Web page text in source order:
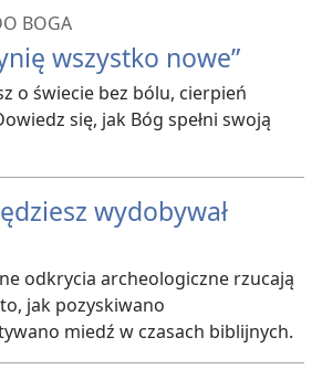
BOGA
wszystko nowe”
o świecie bez bólu, cierpień
się, jak Bóg spełni swoją
wydobywał
odkrycia archeologiczne rzucają
jak pozyskiwano
miedź w czasach biblijnych.